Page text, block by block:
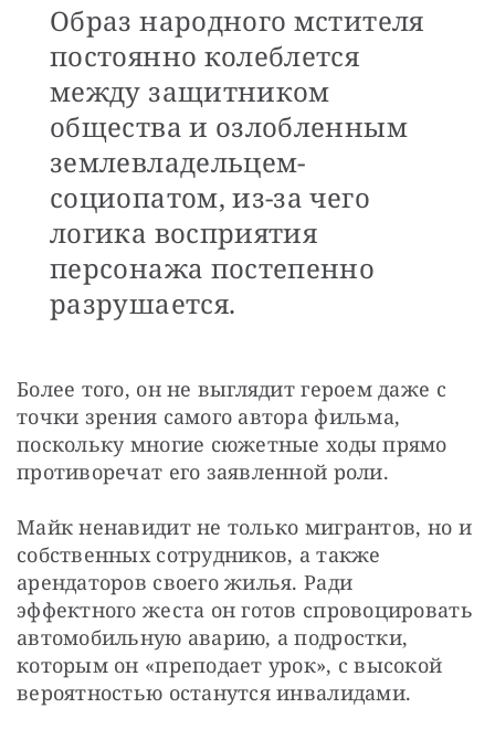
Образ народного мстителя
постоянно колеблется
между защитником
общества и озлобленным
землевладельцем-
социопатом, из-за чего
логика восприятия
персонажа постепенно
разрушается.
Более того, он не выглядит героем даже с
точки зрения самого автора фильма,
поскольку многие сюжетные ходы прямо
противоречат его заявленной роли.
Майк ненавидит не только мигрантов, но и
собственных сотрудников, а также
арендаторов своего жилья. Ради
эффектного жеста он готов спровоцировать
автомобильную аварию, а подростки,
которым он «преподает урок», с высокой
вероятностью останутся инвалидами.